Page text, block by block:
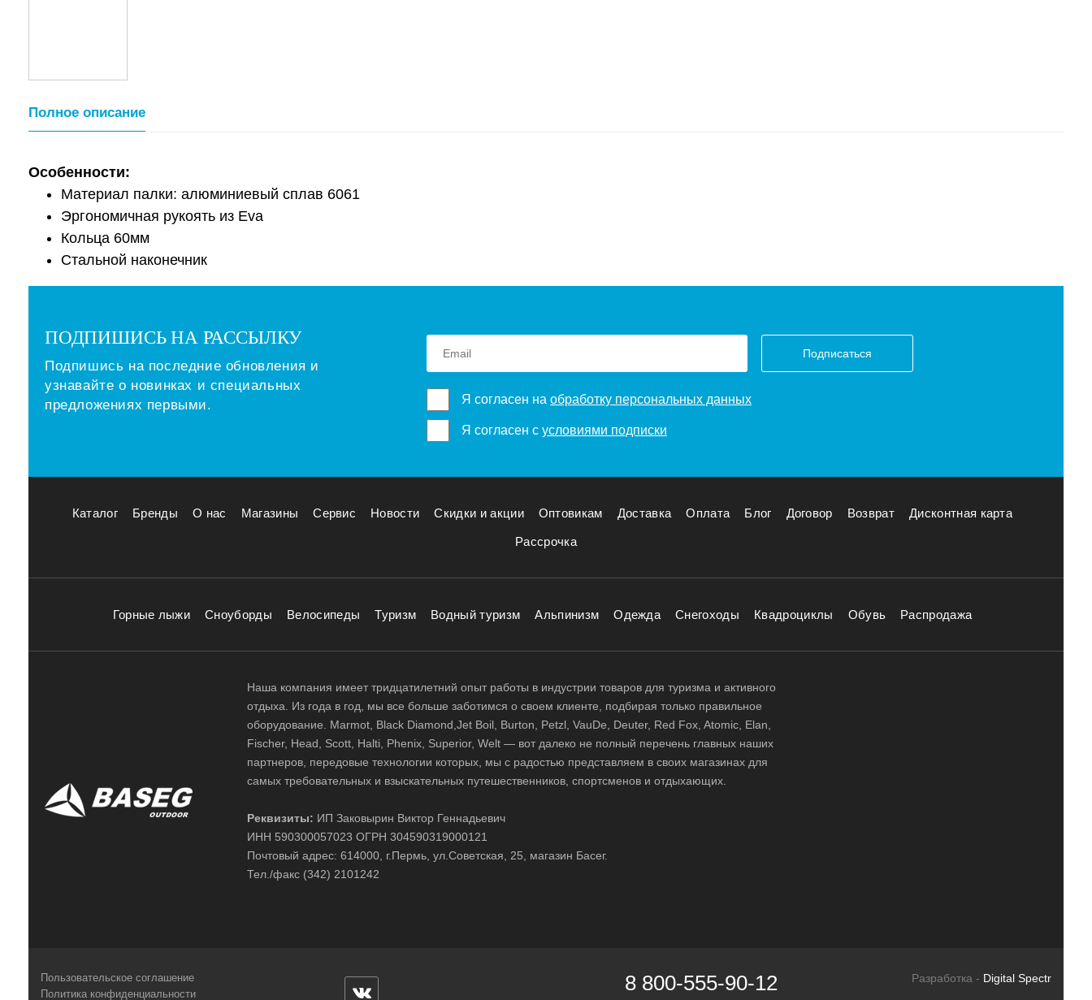
Полное описание
Особенности:
Материал палки: алюминиевый сплав 6061
Эргономичная рукоять из Eva
Кольца 60мм
Стальной наконечник
ПОДПИШИСЬ НА РАССЫЛКУ
Подпишись на последние обновления и
узнавайте о новинках и специальных
предложениях первыми.
Подписаться
Я согласен на обработку персональных данных
Я согласен с условиями подписки
Каталог Бренды О нас Магазины Сервис Новости Скидки и акции Оптовикам Доставка Оплата Блог Договор Возврат Дисконтная карта
Рассрочка
Горные лыжи Сноуборды Велосипеды Туризм Водный туризм Альпинизм Одежда Снегоходы Квадроциклы Обувь Распродажа
Наша компания имеет тридцатилетний опыт работы в индустрии товаров для туризма и активного
отдыха. Из года в год, мы все больше заботимся о своем клиенте, подбирая только правильное
оборудование. Marmot, Black Diamond,Jet Boil, Burton, Petzl, VauDe, Deuter, Red Fox, Atomic, Elan,
Fischer, Head, Scott, Halti, Phenix, Superior, Welt — вот далеко не полный перечень главных наших
партнеров, передовые технологии которых, мы с радостью представляем в своих магазинах для
самых требовательных и взыскательных путешественников, спортсменов и отдыхающих.
Реквизиты: ИП Заковырин Виктор Геннадьевич
ИНН 590300057023 ОГРН 304590319000121
Почтовый адрес: 614000, г.Пермь, ул.Советская, 25, магазин Басег.
Тел./факс (342) 2101242
Пользовательское соглашение
Политика конфиденциальности
8 800-555-90-12 Разработка - Digital Spectr